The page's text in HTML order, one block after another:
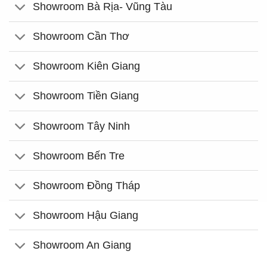
Showroom Bà Rịa- Vũng Tàu
Showroom Cần Thơ
Showroom Kiên Giang
Showroom Tiền Giang
Showroom Tây Ninh
Showroom Bến Tre
Showroom Đồng Tháp
Showroom Hậu Giang
Showroom An Giang